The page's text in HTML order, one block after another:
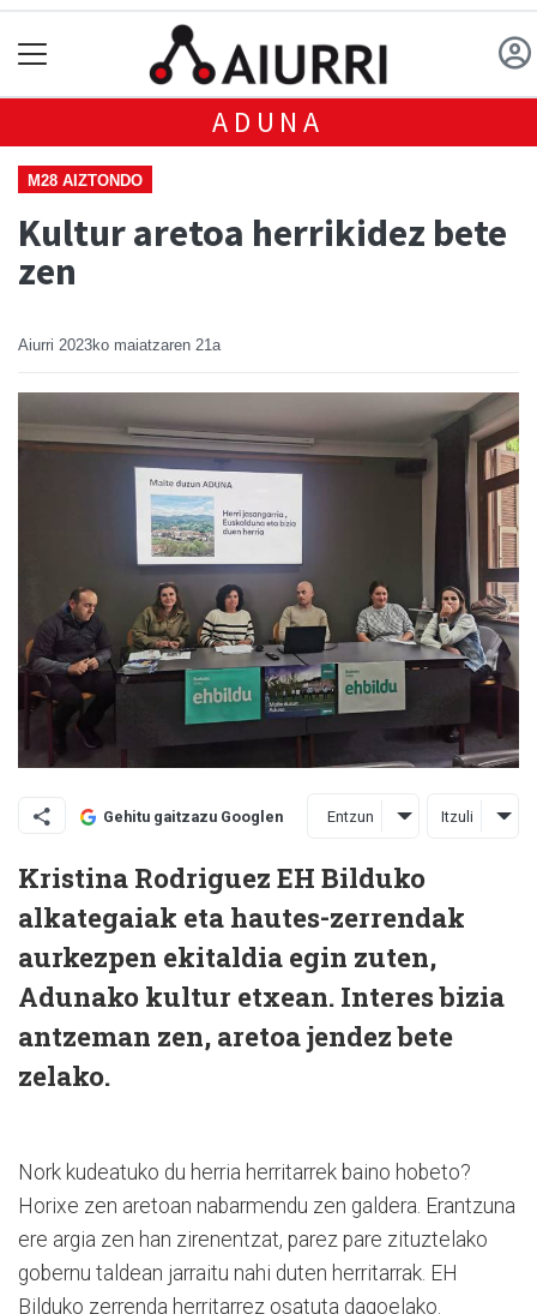
ADUNA
M28 AIZTONDO
Kultur aretoa herrikidez bete
zen
Aiurri 2023ko maiatzaren 21a
Gehitu gaitzazu Googlen Entzun Itzuli
Kristina Rodriguez EH Bilduko
alkategaiak eta hautes-zerrendak
aurkezpen ekitaldia egin zuten,
Adunako kultur etxean. Interes bizia
antzeman zen, aretoa jendez bete
zelako.
Nork kudeatuko du herria herritarrek baino hobeto?
Horixe zen aretoan nabarmendu zen galdera. Erantzuna
ere argia zen han zirenentzat, parez pare zituztelako
gobernu taldean jarraitu nahi duten herritarrak. EH
Bilduko zerrenda herritarrez osatuta dagoelako.